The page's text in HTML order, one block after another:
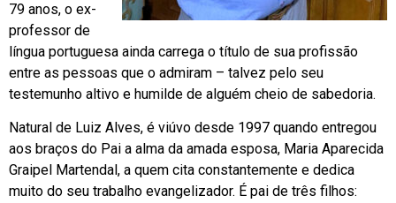
79 anos, o ex-
professor de
língua portuguesa ainda carrega o título de sua profissão
entre as pessoas que o admiram – talvez pelo seu
testemunho altivo e humilde de alguém cheio de sabedoria.
Natural de Luiz Alves, é viúvo desde 1997 quando entregou
aos braços do Pai a alma da amada esposa, Maria Aparecida
Graipel Martendal, a quem cita constantemente e dedica
muito do seu trabalho evangelizador. É pai de três filhos: